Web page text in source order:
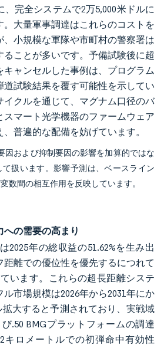
完全システムで2万5,000米ドルに
大量軍事調達はこれらのコストを
小規模な軍隊や市町村の警察署は
ことが多いです。予備試験後に超
ャンセルした事例は、プログラム
試験結果を覆す可能性を示してい
イクルを通じて、マグナム口径のバ
スマート光学機器のファームウェア
普遍的な配備を妨げています。
因および抑制要因の影響を加算的ではな
扱います。影響予測は、ベースライン
数間の相互作用を反映しています。
の需要の高まり
2025年の総収益の51.62%を生み出
距離での優位性を優先するにつれて
います。これらの超長距離システ
市場規模は2026年から2031年にか
拡大すると予測されており、実戦域
.50 BMGプラットフォームの調達
キロメートルでの初弾命中有効性